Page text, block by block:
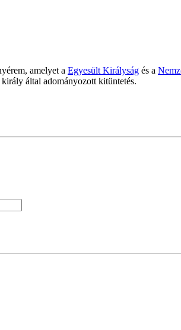
amelyet a Egyesült Királyság és a
által adományozott kitüntetés.